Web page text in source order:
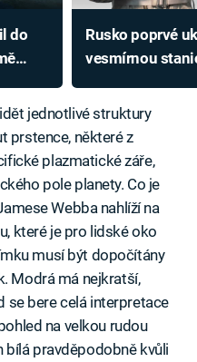
do
Rusko poprvé
vesmírnou
akce?
jednotlivé struktury
prstence, některé z
plazmatické záře,
pole planety. Co je
Webba nahlíží na
které je pro lidské oko
musí být dopočítány
Modrá má nejkratší,
se bere celá interpretace
na velkou rudou
bílá pravděpodobně kvůli